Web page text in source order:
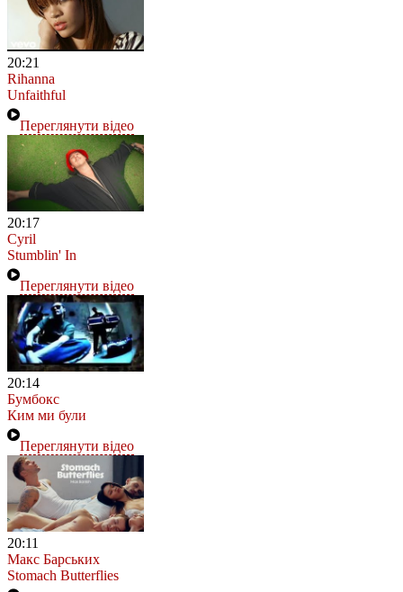
20:21
Rihanna
Unfaithful
Переглянути відео
20:17
Cyril
Stumblin' In
Переглянути відео
20:14
Бумбокс
Ким ми були
Переглянути відео
20:11
Макс Барських
Stomach Butterflies